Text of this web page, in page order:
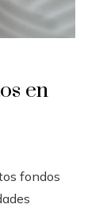
en
fondos